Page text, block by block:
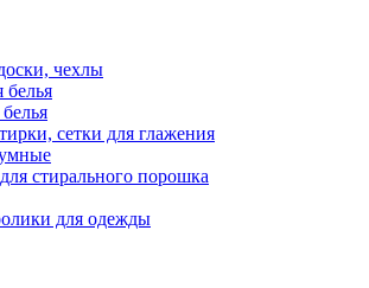
чехлы
сетки для глажения
стирального порошка
для одежды